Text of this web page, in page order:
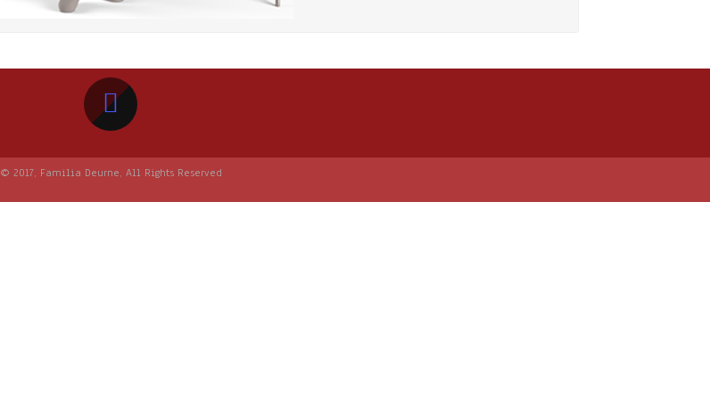
© 2017, Familia Deurne, All Rights Reserved